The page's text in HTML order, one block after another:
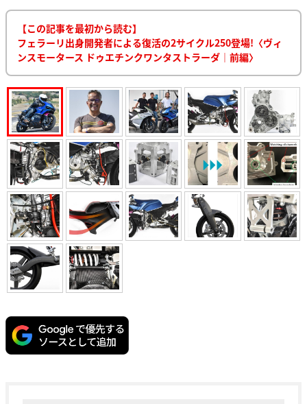
【この記事を最初から読む】
フェラーリ出身開発者による復活の2サイクル250登場!〈ヴィ
ンスモータース ドゥエチンクワンタストラーダ｜前編〉